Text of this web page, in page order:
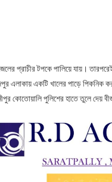
প্রাচীর টপকে পালিয়ে যায়।
এলাকায় একটি খালের পাড়ে পিকনিক
কোতোয়ালি পুলিশের হাতে তুলে দেয়